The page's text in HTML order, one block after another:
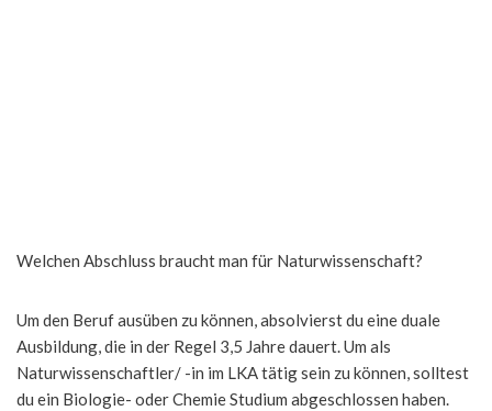
Welchen Abschluss braucht man für Naturwissenschaft?
Um den Beruf ausüben zu können, absolvierst du eine duale
Ausbildung, die in der Regel 3,5 Jahre dauert. Um als
Naturwissenschaftler/ -in im LKA tätig sein zu können, solltest
du ein Biologie- oder Chemie Studium abgeschlossen haben.